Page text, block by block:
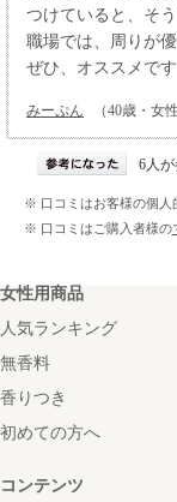
つけていると、そ
職場では、周りが
ぜひ、オススメです
みーぷん （40歳・女性
6人
※ 口コミはお客様の個人
※ 口コミはご購入者様の
女性用商品
人気ランキング
無香料
香りつき
初めての方へ
コンテンツ